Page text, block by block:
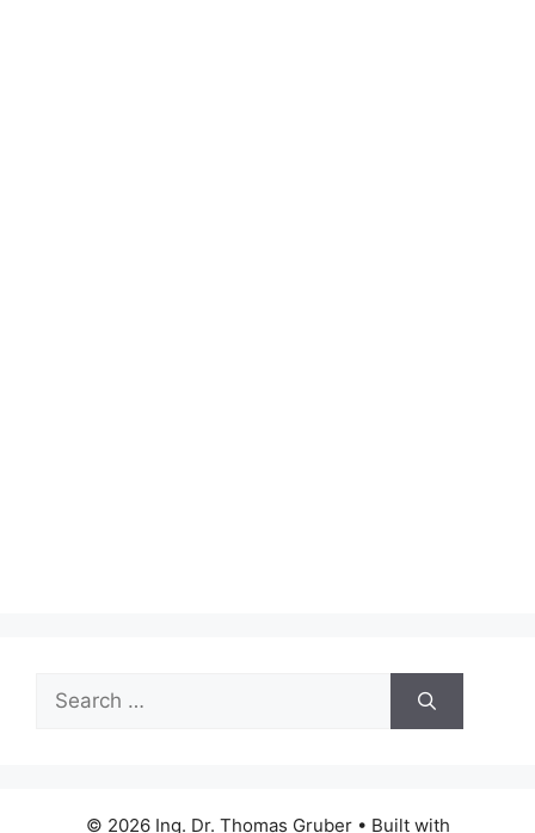
Search
for:
© 2026 Ing. Dr. Thomas Gruber• Built with